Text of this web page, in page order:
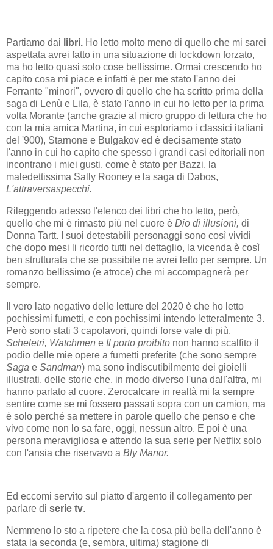
Partiamo dai libri. Ho letto molto meno di quello che mi sarei
aspettata avrei fatto in una situazione di lockdown forzato,
ma ho letto quasi solo cose bellissime. Ormai crescendo ho
capito cosa mi piace e infatti è per me stato l'anno dei
Ferrante "minori", ovvero di quello che ha scritto prima della
saga di Lenù e Lila, è stato l'anno in cui ho letto per la prima
volta Morante (anche grazie al micro gruppo di lettura che ho
con la mia amica Martina, in cui esploriamo i classici italiani
del '900), Starnone e Bulgakov ed è decisamente stato
l'anno in cui ho capito che spesso i grandi casi editoriali non
incontrano i miei gusti, come è stato per Bazzi, la
maledettissima Sally Rooney e la saga di Dabos,
L'attraversaspecchi.
Rileggendo adesso l'elenco dei libri che ho letto, però,
quello che mi è rimasto più nel cuore è Dio di illusioni, di
Donna Tartt. I suoi detestabili personaggi sono così vividi
che dopo mesi li ricordo tutti nel dettaglio, la vicenda è così
ben strutturata che se possibile ne avrei letto per sempre. Un
romanzo bellissimo (e atroce) che mi accompagnerà per
sempre.
Il vero lato negativo delle letture del 2020 è che ho letto
pochissimi fumetti, e con pochissimi intendo letteralmente 3.
Però sono stati 3 capolavori, quindi forse vale di più.
Scheletri, Watchmen e Il porto proibito non hanno scalfito il
podio delle mie opere a fumetti preferite (che sono sempre
Saga e Sandman) ma sono indiscutibilmente dei gioielli
illustrati, delle storie che, in modo diverso l'una dall'altra, mi
hanno parlato al cuore. Zerocalcare in realtà mi fa sempre
sentire come se mi fossero passati sopra con un camion, ma
è solo perché sa mettere in parole quello che penso e che
vivo come non lo sa fare, oggi, nessun altro. E poi è una
persona meravigliosa e attendo la sua serie per Netflix solo
con l'ansia che riservavo a Bly Manor.
Ed eccomi servito sul piatto d'argento il collegamento per
parlare di serie tv.
Nemmeno lo sto a ripetere che la cosa più bella dell'anno è
stata la seconda (e, sembra, ultima) stagione di